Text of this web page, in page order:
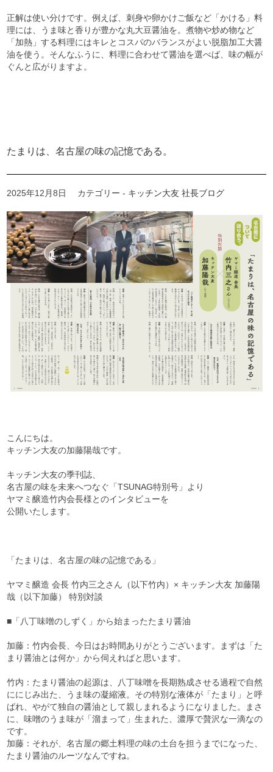
正解は使い分けです。例えば、刺身や卵かけご飯など「かける」料
理には、うま味と香りが豊かな丸大豆醤油を。煮物や炒め物など
「加熱」する料理にはキレとコスパのバランスがよい脱脂加工大醤
油を使う。そんなふうに、料理に合わせて醤油を選べば、味の幅が
ぐんと広がりますよ。
たまりは、名古屋の味の記憶である。
2025年12月8日 カテゴリー - キッチン大友 社長ブログ
こんにちは。
キッチン大友の加藤陽哉です。
キッチン大友の季刊誌、
名古屋の味を未来へつなぐ「TSUNAG特別号」より
ヤマミ醸造竹内会長様とのインタビューを
公開いたします。
「たまりは、名古屋の味の記憶である」
ヤマミ醸造 会長 竹内三之さん（以下竹内）× キッチン大友 加藤陽
哉（以下加藤） 特別対談
■「八丁味噌のしずく」から始まったたまり醤油
加藤：竹内会長、今日はお時間ありがとうございます。まずは「た
まり醤油とは何か」から伺えればと思います。
竹内：たまり醤油の起源は、八丁味噌を長期熟成させる過程で自然
ににじみ出た、うま味の凝縮液。その特別な液体が「たまり」と呼
ばれ、やがて独自の醤油として親しまれるようになりました。まさ
に、味噌のうま味が「溜まって」生まれた、濃厚で贅沢な一滴なの
です。
加藤：それが、名古屋の郷土料理の味の土台を担うまでになった、
たまり醤油のルーツなんですね。